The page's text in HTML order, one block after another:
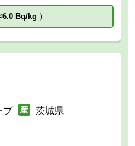
Bq/kg ）
プ
茨城県